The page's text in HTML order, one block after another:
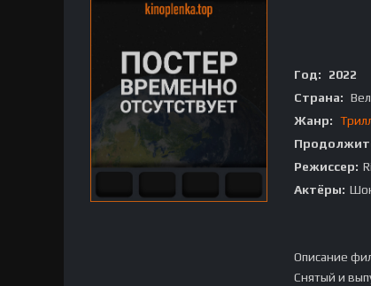
Год:
2022
Страна:
Жанр:
Режиссер:
Актёры:
Описание
Снятый и